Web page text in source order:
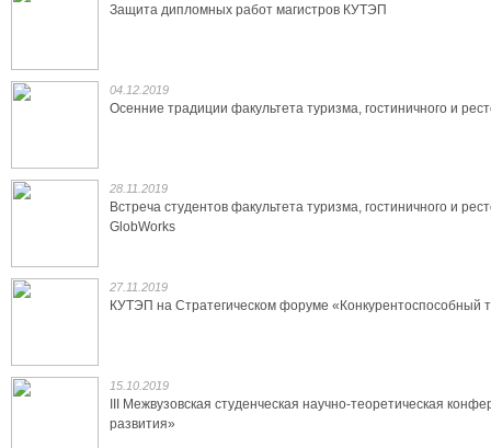
Защита дипломных работ магистров КУТЭП
04.12.2019
Осенние традиции факультета туризма, гостиничного и
28.11.2019
Встреча студентов факультета туризма, гостиничного и
GlobWorks
27.11.2019
КУТЭП на Стратегическом форуме «Конкурентоспособный
15.10.2019
III Межвузовская студенческая научно-теоретическая
развития»